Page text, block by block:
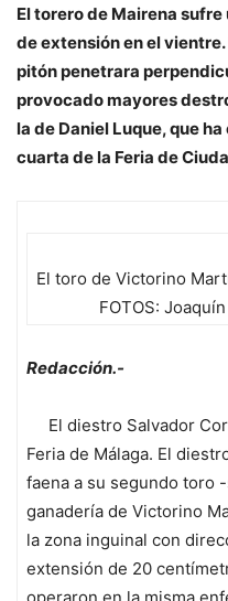
El torero de Mairena
de extensión en el
pitón penetrara
provocado mayores
la de Daniel Luque, que
cuarta de la Feria de
El toro de Victorino
FOTOS:
Redacción.-
El diestro Salvador
Feria de Málaga. El
faena a su segundo toro
ganadería de Victorino
la zona inguinal con
extensión de 20